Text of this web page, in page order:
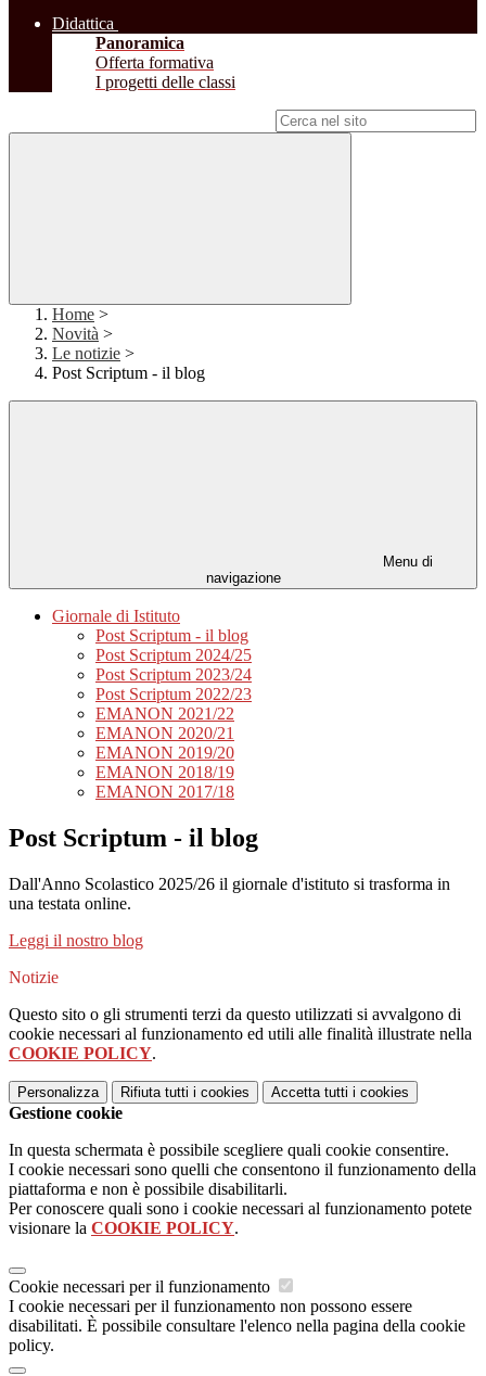
Didattica
Panoramica
Offerta formativa
I progetti delle classi
Home >
Novità >
Le notizie >
Post Scriptum - il blog
Menu di
navigazione
Giornale di Istituto
Post Scriptum - il blog
Post Scriptum 2024/25
Post Scriptum 2023/24
Post Scriptum 2022/23
EMANON 2021/22
EMANON 2020/21
EMANON 2019/20
EMANON 2018/19
EMANON 2017/18
Post Scriptum - il blog
Dall'Anno Scolastico 2025/26 il giornale d'istituto si trasforma in
una testata online.
Leggi il nostro blog
Notizie
Questo sito o gli strumenti terzi da questo utilizzati si avvalgono di
cookie necessari al funzionamento ed utili alle finalità illustrate nella
COOKIE POLICY.
Personalizza Rifiuta tutti i cookies Accetta tutti i cookies
Gestione cookie
In questa schermata è possibile scegliere quali cookie consentire.
I cookie necessari sono quelli che consentono il funzionamento della
piattaforma e non è possibile disabilitarli.
Per conoscere quali sono i cookie necessari al funzionamento potete
visionare la COOKIE POLICY.
Cookie necessari per il funzionamento
I cookie necessari per il funzionamento non possono essere
disabilitati. È possibile consultare l'elenco nella pagina della cookie
policy.